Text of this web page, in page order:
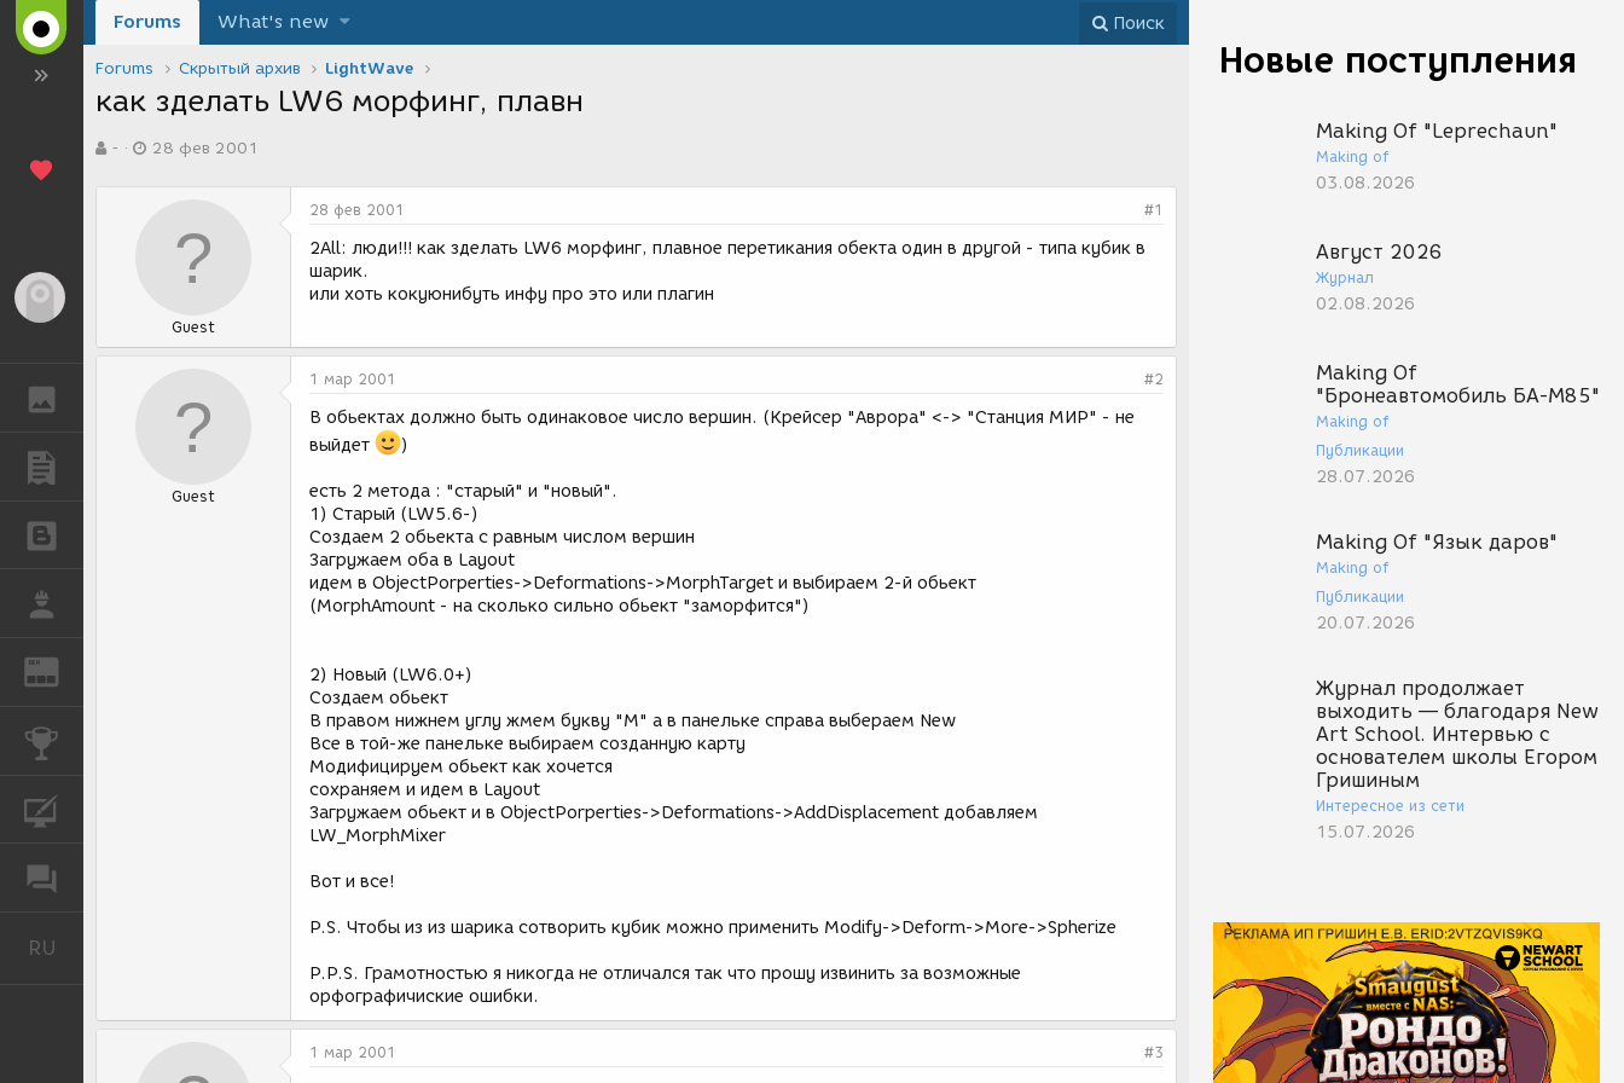
REN
RU
Новые поступления
Making Of "Leprechaun"
Making of
03.08.2026
Август 2026
Журнал
02.08.2026
Making Of
"Бронеавтомобиль БА-М85"
Making of
Публикации
28.07.2026
Making Of "Язык даров"
Making of
Публикации
20.07.2026
Журнал продолжает
выходить — благодаря New
Art School. Интервью с
основателем школы Егором
Гришиным
Интересное из сети
15.07.2026
Forums What's new Поиск
Forums Скрытый архив LightWave
как зделать LW6 морфинг, плавн
в-
а
и
28 фев 2001
Guest
28 фев 2001 #1
2All: люди!!! как зделать LW6 морфинг, плавное перетикания обекта один в другой - типа кубик в
шарик.
или хоть кокуюнибуть инфу про это или плагин
Guest
1 мар 2001 #2
В обьектах должно быть одинаковое число вершин. (Крейсер "Аврора" <-> "Станция МИР" - не
выйдет
)
есть 2 метода : "старый" и "новый".
1) Старый (LW5.6-)
Создаем 2 обьекта с равным числом вершин
Загружаем оба в Layout
идем в ObjectPorperties->Deformations->MorphTarget и выбираем 2-й обьект
(MorphAmount - на сколько сильно обьект "заморфится")
2) Новый (LW6.0+)
Создаем обьект
В правом нижнем углу жмем букву "M" а в панельке справа выбераем New
Все в той-же панельке выбираем созданную карту
Модифицируем обьект как хочется
сохраняем и идем в Layout
Загружаем обьект и в ObjectPorperties->Deformations->AddDisplacement добавляем
LW_MorphMixer
Вот и все!
P.S. Чтобы из из шарика сотворить кубик можно применить Modify->Deform->More->Spherize
P.P.S. Грамотностью я никогда не отличался так что прошу извинить за возможные
орфографичиские ошибки.
1 мар 2001 #3